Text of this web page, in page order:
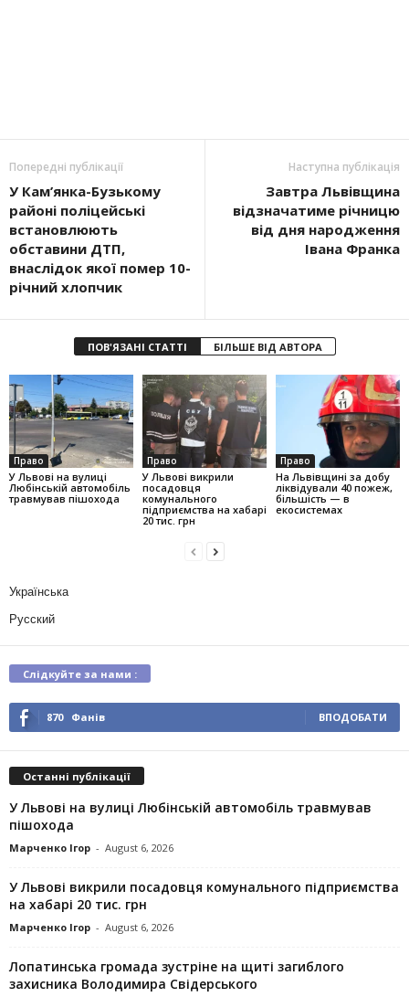
Попередні публікації
У Кам’янка-Бузькому
районі поліцейські
встановлюють
обставини ДТП,
внаслідок якої помер 10-
річний хлопчик
Наступна публікація
Завтра Львівщина
відзначатиме річницю
від дня народження
Івана Франка
ПОВ'ЯЗАНІ СТАТТІ БІЛЬШЕ ВІД АВТОРА
Право
У Львові на вулиці
Любінській автомобіль
травмував пішохода
Право
У Львові викрили
посадовця
комунального
підприємства на хабарі
20 тис. грн
Право
На Львівщині за добу
ліквідували 40 пожеж,
більшість — в
екосистемах
Українська
Русский
Слідкуйте за нами :
870 Фанів ВПОДОБАТИ
Останні публікації
У Львові на вулиці Любінській автомобіль травмував
пішохода
Марченко Ігор - August 6, 2026
У Львові викрили посадовця комунального підприємства
на хабарі 20 тис. грн
Марченко Ігор - August 6, 2026
Лопатинська громада зустріне на щиті загиблого
захисника Володимира Свідерського